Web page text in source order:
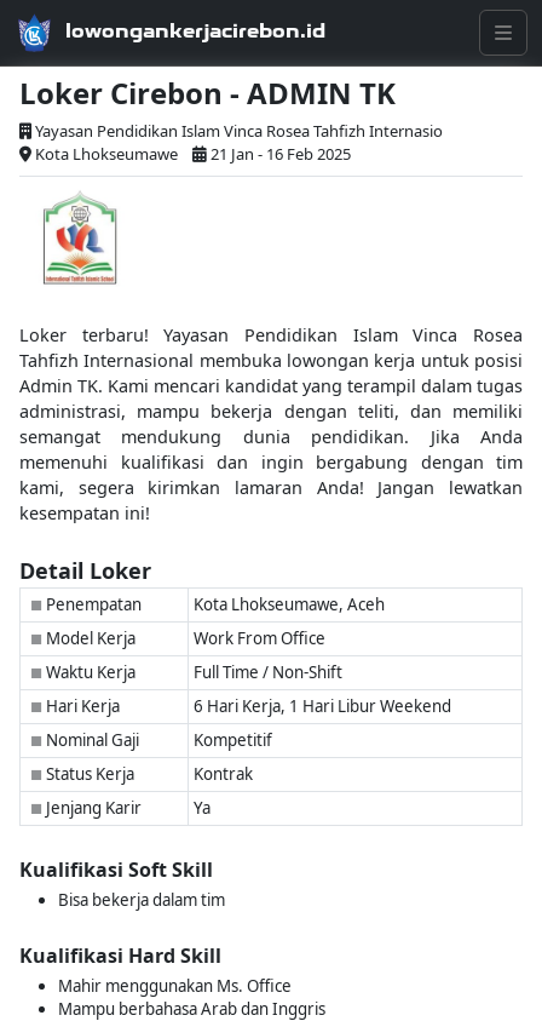
lowongankerjacirebon.id
Loker Cirebon - ADMIN TK
Yayasan Pendidikan Islam Vinca Rosea Tahfizh Internasio
Kota Lhokseumawe
21 Jan - 16 Feb 2025
Loker terbaru! Yayasan Pendidikan Islam Vinca Rosea
Tahfizh Internasional membuka lowongan kerja untuk posisi
Admin TK. Kami mencari kandidat yang terampil dalam tugas
administrasi, mampu bekerja dengan teliti, dan memiliki
semangat mendukung dunia pendidikan. Jika Anda
memenuhi kualifikasi dan ingin bergabung dengan tim
kami, segera kirimkan lamaran Anda! Jangan lewatkan
kesempatan ini!
Detail Loker
■ Penempatan Kota Lhokseumawe, Aceh
■ Model Kerja Work From Office
■ Waktu Kerja Full Time / Non-Shift
■ Hari Kerja 6 Hari Kerja, 1 Hari Libur Weekend
■ Nominal Gaji Kompetitif
■ Status Kerja Kontrak
■ Jenjang Karir Ya
Kualifikasi Soft Skill
Bisa bekerja dalam tim
Kualifikasi Hard Skill
Mahir menggunakan Ms. Office
Mampu berbahasa Arab dan Inggris